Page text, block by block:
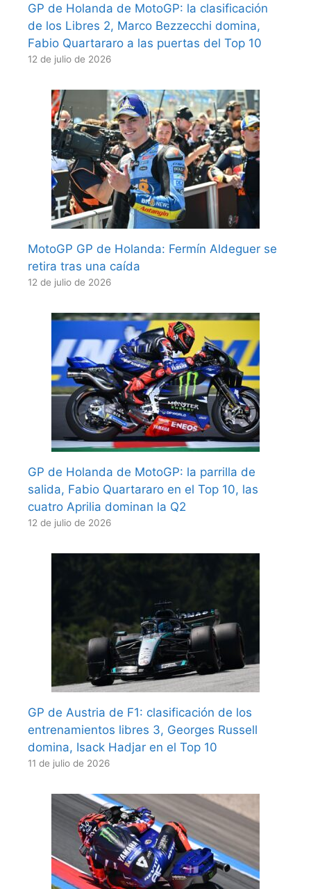
GP de Holanda de MotoGP: la clasificación
de los Libres 2, Marco Bezzecchi domina,
Fabio Quartararo a las puertas del Top 10
12 de julio de 2026
MotoGP GP de Holanda: Fermín Aldeguer se
retira tras una caída
12 de julio de 2026
GP de Holanda de MotoGP: la parrilla de
salida, Fabio Quartararo en el Top 10, las
cuatro Aprilia dominan la Q2
12 de julio de 2026
GP de Austria de F1: clasificación de los
entrenamientos libres 3, Georges Russell
domina, Isack Hadjar en el Top 10
11 de julio de 2026